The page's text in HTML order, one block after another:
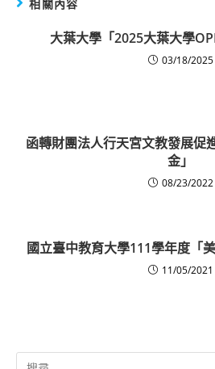
相關內容
大葉大學「2025大葉大學
03/18/2025
函轉財團法人行天宮文教發展促
金」
08/23/2022
國立臺中教育大學111學年度「
11/05/2021
Search